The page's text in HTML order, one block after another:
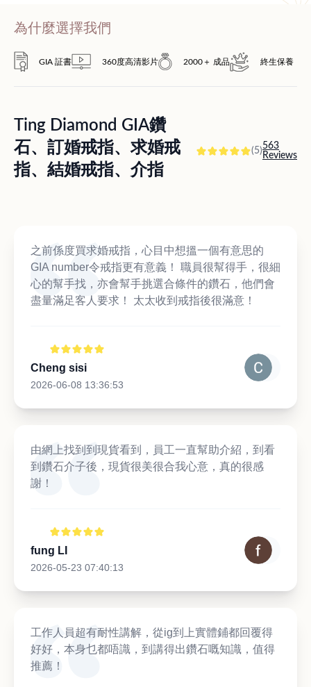
為什麼選擇我們
GIA 証書 360度高清影片 2000＋ 成品 終生保養
Ting Diamond GIA鑽
石、訂婚戒指、求婚戒
指、結婚戒指、介指
(5)563
Reviews
之前係度買求婚戒指，心目中想搵一個有意思的
GIA number令戒指更有意義！ 職員很幫得手，很細
心的幫手找，亦會幫手挑選合條件的鑽石，他們會
盡量滿足客人要求！ 太太收到戒指後很滿意！
Cheng sisi
2026-06-08 13:36:53
由網上找到到現貨看到，員工一直幫助介紹，到看
到鑽石介子後，現貨很美很合我心意，真的很感
謝！
fung LI
2026-05-23 07:40:13
工作人員超有耐性講解，從ig到上實體鋪都回覆得
好好，本身乜都唔識，到講得出鑽石嘅知識，值得
推薦！